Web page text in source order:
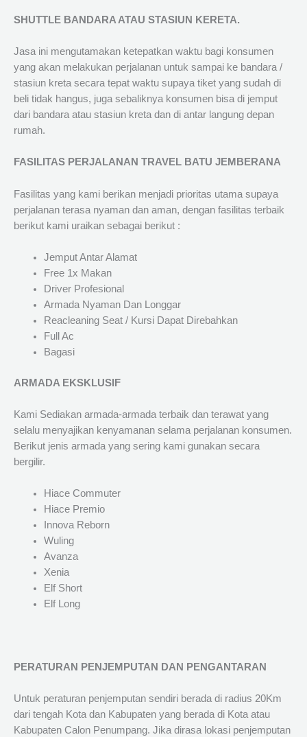
SHUTTLE BANDARA ATAU STASIUN KERETA.
Jasa ini mengutamakan ketepatkan waktu bagi konsumen
yang akan melakukan perjalanan untuk sampai ke bandara /
stasiun kreta secara tepat waktu supaya tiket yang sudah di
beli tidak hangus, juga sebaliknya konsumen bisa di jemput
dari bandara atau stasiun kreta dan di antar langung depan
rumah.
FASILITAS PERJALANAN TRAVEL BATU JEMBERANA
Fasilitas yang kami berikan menjadi prioritas utama supaya
perjalanan terasa nyaman dan aman, dengan fasilitas terbaik
berikut kami uraikan sebagai berikut :
Jemput Antar Alamat
Free 1x Makan
Driver Profesional
Armada Nyaman Dan Longgar
Reacleaning Seat / Kursi Dapat Direbahkan
Full Ac
Bagasi
ARMADA EKSKLUSIF
Kami Sediakan armada-armada terbaik dan terawat yang
selalu menyajikan kenyamanan selama perjalanan konsumen.
Berikut jenis armada yang sering kami gunakan secara
bergilir.
Hiace Commuter
Hiace Premio
Innova Reborn
Wuling
Avanza
Xenia
Elf Short
Elf Long
PERATURAN PENJEMPUTAN DAN PENGANTARAN
Untuk peraturan penjemputan sendiri berada di radius 20Km
dari tengah Kota dan Kabupaten yang berada di Kota atau
Kabupaten Calon Penumpang. Jika dirasa lokasi penjemputan